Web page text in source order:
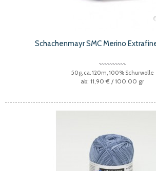
Schachenmayr SMC Merino
50g, ca. 120m, 100% Schurwolle
11,90 € / 100.00 gr